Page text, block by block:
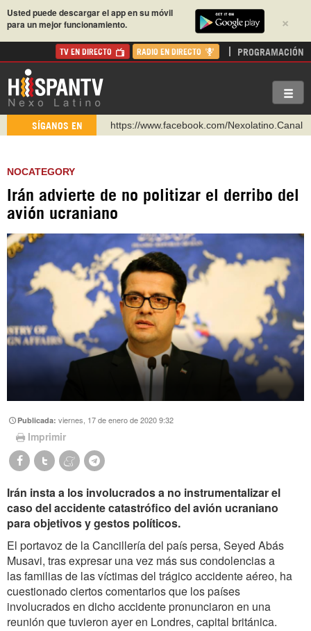
×
Usted puede descargar el app en su móvil
para un mejor funcionamiento.
TV EN DIRECTO RADIO EN DIRECTO PROGRAMACIÓN
SÍGANOS EN
https://www.facebook.com/Nexolatino.Canal
https://t.me/hispantvcanal
https://urmedium.com/c/hispantv
Instagram como: hispan_tv
NOCATEGORY
Irán advierte de no politizar el derribo del
avión ucraniano
Publicada:viernes, 17 de enero de 2020 9:32
Imprimir
Irán insta a los involucrados a no instrumentalizar el
caso del accidente catastrófico del avión ucraniano
para objetivos y gestos políticos.
El portavoz de la Cancillería del país persa, Seyed Abás
Musavi, tras expresar una vez más sus condolencias a
las familias de las víctimas del trágico accidente aéreo, ha
cuestionado ciertos comentarios que los países
involucrados en dicho accidente pronunciaron en una
reunión que tuvieron ayer en Londres, capital británica.